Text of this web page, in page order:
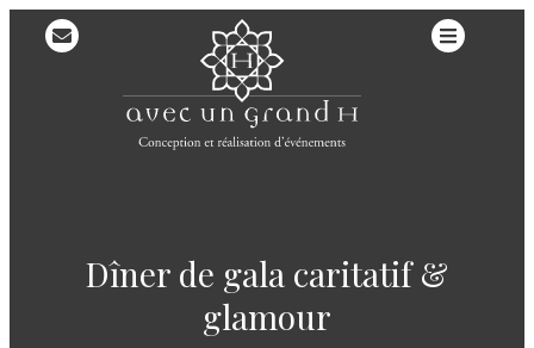
Dîner de gala caritatif &
glamour